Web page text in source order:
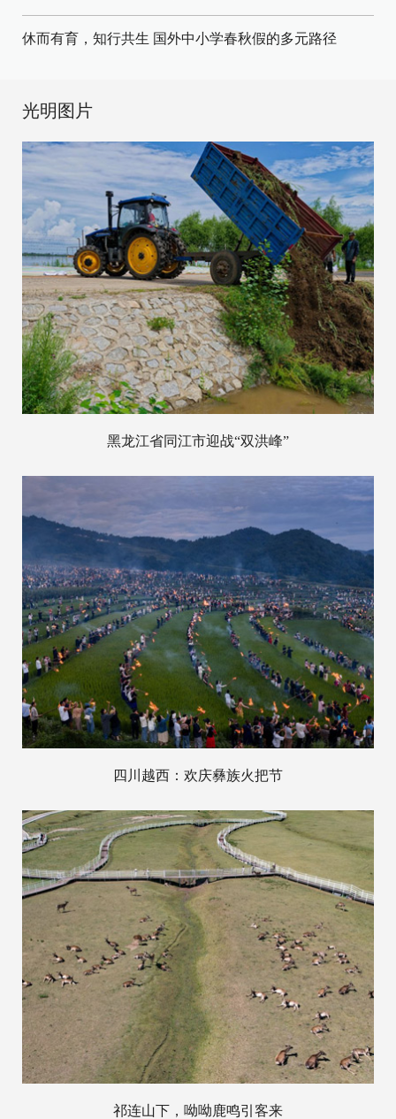
休而有育，知行共生 国外中小学春秋假的多元路径
光明图片
黑龙江省同江市迎战“双洪峰”
四川越西：欢庆彝族火把节
祁连山下，呦呦鹿鸣引客来